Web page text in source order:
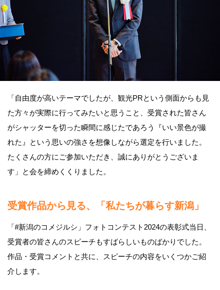
「自由度が高いテーマでしたが、観光PRという側面からも見
た方々が実際に行ってみたいと思うこと、受賞された皆さん
がシャッターを切った瞬間に感じたであろう『いい景色が撮
れた』という思いの強さを想像しながら選定を行いました。
たくさんの方にご参加いただき、誠にありがとうございま
す」と会を締めくくりました。
受賞作品から見る、「私たちが暮らす新潟」
「#新潟のコメジルシ」フォトコンテスト2024の表彰式当日、
受賞者の皆さんのスピーチもすばらしいものばかりでした。
作品・受賞コメントと共に、スピーチの内容をいくつかご紹
介します。